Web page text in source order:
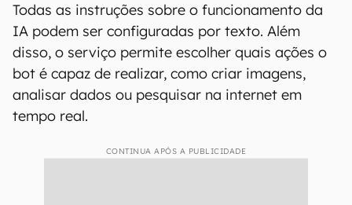
Todas as instruções sobre o funcionamento da
IA podem ser configuradas por texto. Além
disso, o serviço permite escolher quais ações o
bot é capaz de realizar, como criar imagens,
analisar dados ou pesquisar na internet em
tempo real.
CONTINUA APÓS A PUBLICIDADE